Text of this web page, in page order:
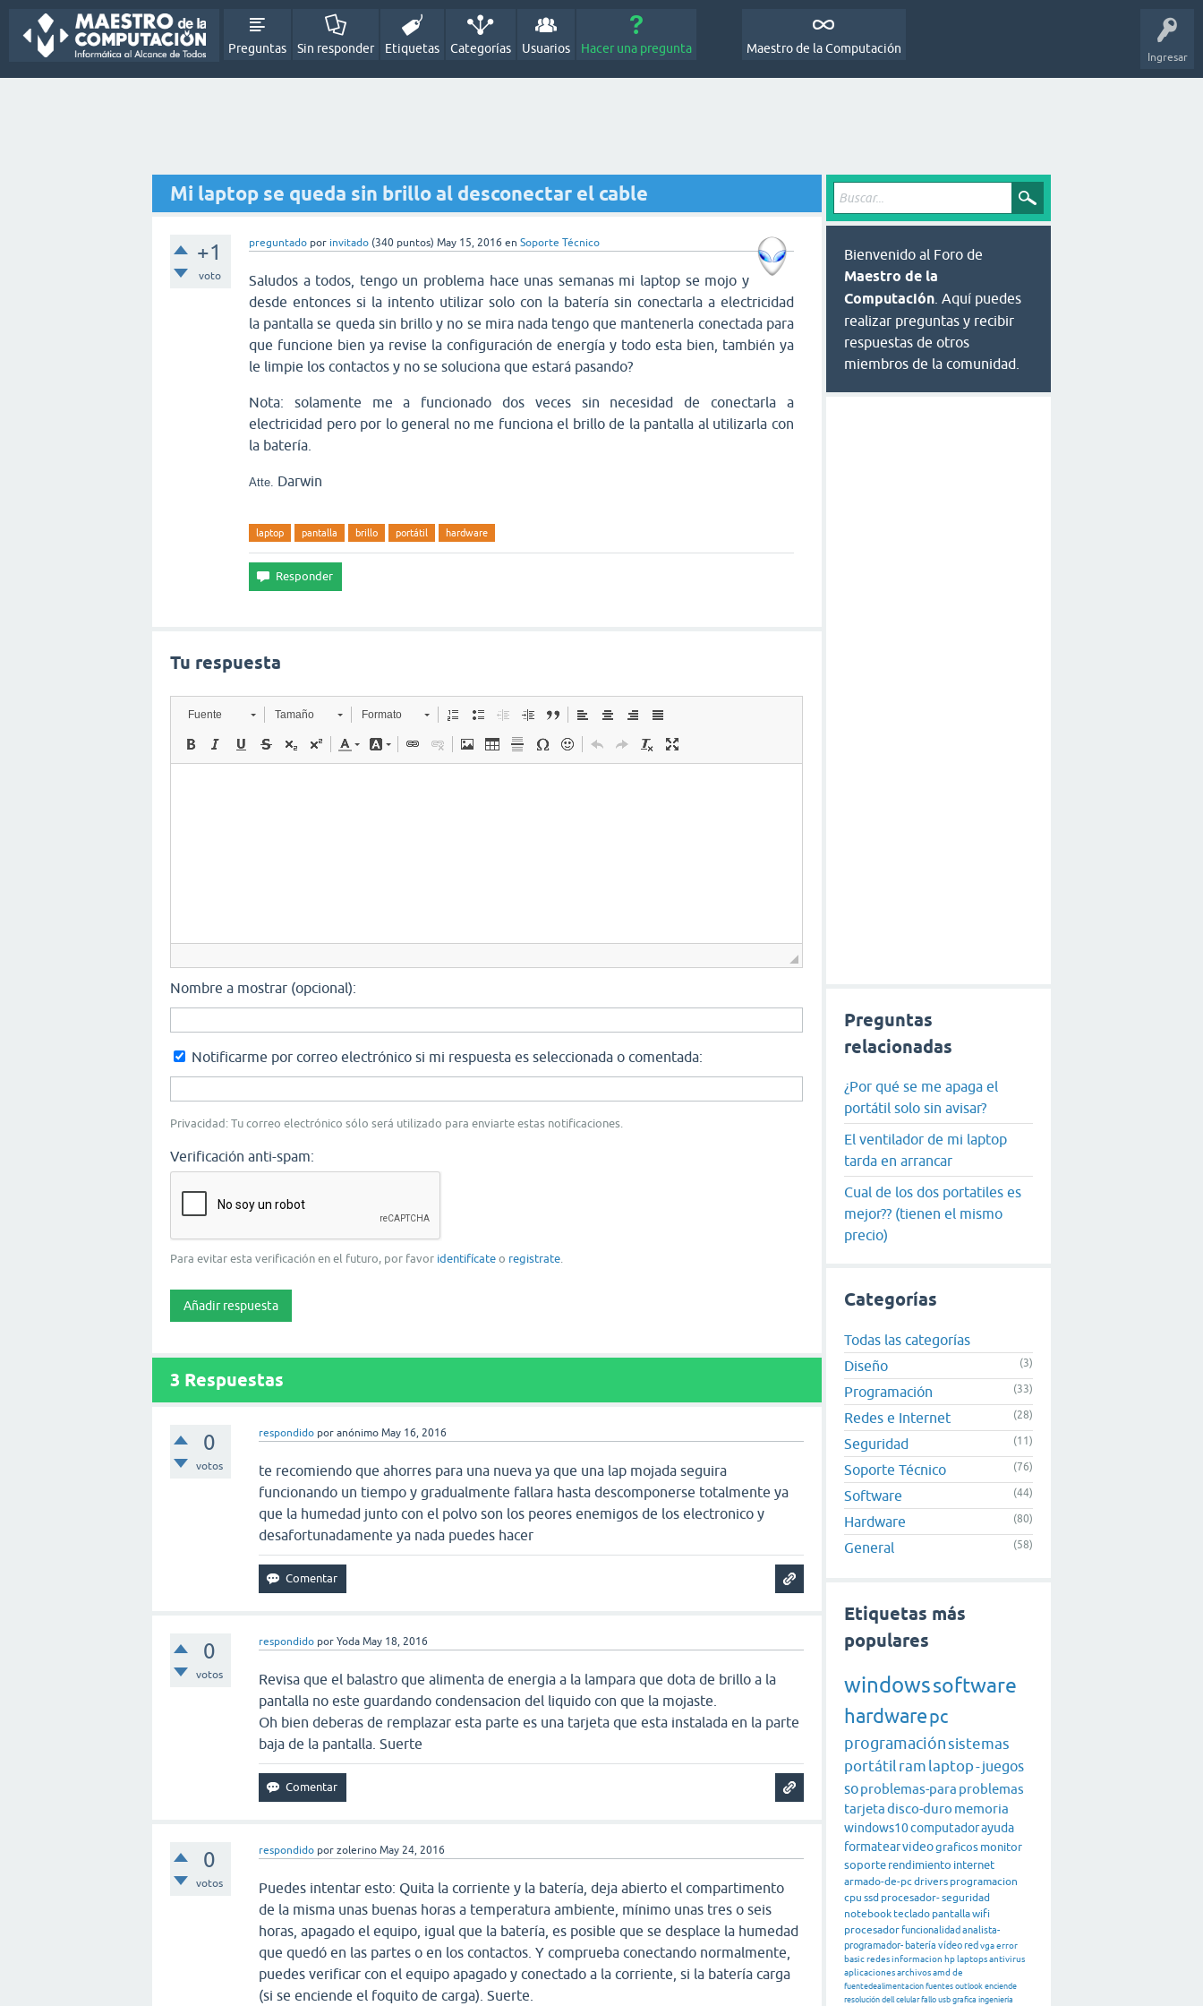
Ingresar
Preguntas Sin responder Etiquetas Categorías Usuarios Hacer una pregunta Maestro de la Computación
Mi laptop se queda sin brillo al desconectar el cable
+1
voto
preguntado por invitado (340 puntos) May 15, 2016 en Soporte Técnico
Saludos a todos, tengo un problema hace unas semanas mi laptop se mojo y
desde entonces si la intento utilizar solo con la bateríasin conectarla a electricidad
la pantallase queda sin brillo y no se mira nada tengo que mantenerla conectada para
que funcione bien ya revise la configuración de energía y todo esta bien, también ya
le limpie los contactos y no se soluciona que estará pasando?
Nota: solamente me a funcionado dos veces sin necesidad de conectarla a
electricidad pero por lo general no me funciona el brillo de la pantalla al utilizarla con
la batería.
Atte. Darwin
laptop pantalla brillo portátil hardware
Tu respuesta
Fuente Tamaño Formato
Nombre a mostrar (opcional):
Notificarme por correo electrónico si mi respuesta es seleccionada o comentada:
Privacidad: Tu correo electrónico sólo será utilizado para enviarte estas notificaciones.
Verificación anti-spam:
Para evitar esta verificación en el futuro, por favor identifícate o registrate
3 Respuestas
0
votos
respondido poranónimo May 16, 2016
te recomiendo que ahorres para una nueva ya que una lap mojada seguira
funcionando un tiempo y gradualmente fallara hasta descomponerse totalmente ya
que la humedad junto con el polvo son los peores enemigos de los electronico y
desafortunadamente ya nada puedes hacer
0
votos
respondido porYoda May 18, 2016
Revisa que el balastro que alimenta de energia a la lampara que dota de brillo a la
pantalla no este guardando condensacion del liquido con que la mojaste.
Oh bien deberas de remplazar esta parte es una tarjeta que esta instalada en la parte
baja de la pantalla. Suerte
0
votos
respondido porzolerino May 24, 2016
Puedes intentar esto: Quita la corriente y la batería, deja abierto el compartimento
de la misma unas buenas horas a temperatura ambiente, mínimo unas tres o seis
horas, apagado el equipo, igual que la batería, es posible que se desplace la humedad
que quedó en las partes o en los contactos. Y comprueba conectando normalmente,
puedes verificar con el equipo apagado y conectado a la corriente, si la batería carga
(si se enciende el foquito de carga). Suerte.
Bienvenido al Foro de
Maestro de la
Computación . Aquí puedes
realizar preguntas y recibir
respuestas de otros
miembros de la comunidad.
Preguntas
relacionadas
¿Por qué se me apaga el
portátil solo sin avisar?
El ventilador de mi laptop
tarda en arrancar
Cual de los dos portatiles es
mejor?? (tienen el mismo
precio)
Categorías
Todas las categorías
Diseño
(3)
Programación (33)
Redes e Internet (28)
Seguridad (11)
Soporte Técnico (76)
Software (44)
Hardware (80)
General (58)
Etiquetas más
populares
windowssoftware
hardwarepc
programaciónsistemas
portátil ram laptop-juegos
soproblemas-para problemas
tarjetadisco-duro memoria
windows10computadorayuda
formatearvideograficos monitor
soporte rendimiento internet
armado-de-pcdrivers programacion
cpu ssd procesador-seguridad
notebookteclado pantallawifi
procesadorfuncionalidad analista-
programador- batería vídeored vgaerror
basicredesinformacion hp laptopsantivirus
aplicacionesarchivosamd de
fuentedealimentacion fuentes outlook enciende
resolución dell celular fallo usb grafica ingeniería